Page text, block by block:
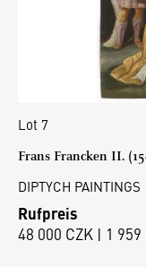
Lot 7
Frans Francken II.
DIPTYCH PAINTINGS
Rufpreis
48 000 CZK | 1 959